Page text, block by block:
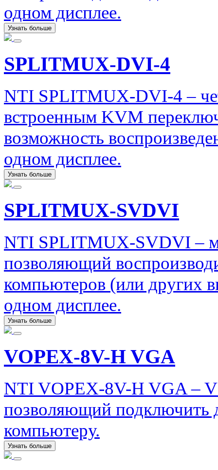
одном дисплее.
Узнать больше
SPLITMUX-DVI-4
NTI SPLITMUX-DVI-4 –
встроенным KVM
возможность
одном дисплее.
Узнать больше
SPLITMUX-SVDVI
NTI SPLITMUX-SVDVI –
позволяющий
компьютеров (или других
одном дисплее.
Узнать больше
VOPEX-8V-H VGA
NTI VOPEX-8V-H VGA –
позволяющий подключить
компьютеру.
Узнать больше